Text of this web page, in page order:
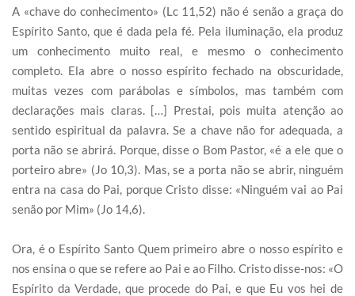
A «chave do conhecimento» (Lc 11,52) não é senão a graça do
Espírito Santo, que é dada pela fé. Pela iluminação, ela produz
um conhecimento muito real, e mesmo o conhecimento
completo. Ela abre o nosso espírito fechado na obscuridade,
muitas vezes com parábolas e símbolos, mas também com
declarações mais claras. […] Prestai, pois muita atenção ao
sentido espiritual da palavra. Se a chave não for adequada, a
porta não se abrirá. Porque, disse o Bom Pastor, «é a ele que o
porteiro abre» (Jo 10,3). Mas, se a porta não se abrir, ninguém
entra na casa do Pai, porque Cristo disse: «Ninguém vai ao Pai
senão por Mim» (Jo 14,6).
Ora, é o Espírito Santo Quem primeiro abre o nosso espírito e
nos ensina o que se refere ao Pai e ao Filho. Cristo disse-nos: «O
Espírito da Verdade, que procede do Pai, e que Eu vos hei de